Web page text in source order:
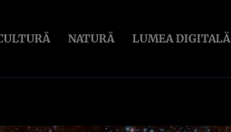
NATURĂ LUMEA DIGITALĂ